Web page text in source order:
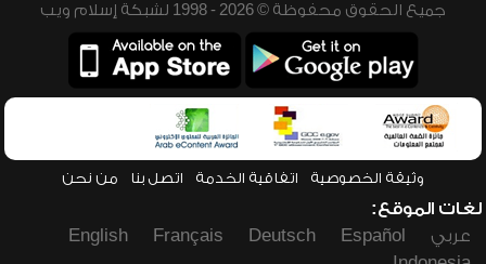
جميع الحقوق محفوظة © 2026 - 1998 لشبكة إسلام ويب
وثيقة الخصوصية اتفاقية الخدمة اتصل بنا من نحن
لغات الموقع:
عربي
Español
Deutsch
Français
English